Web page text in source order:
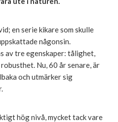
en serie kikare som skulle
någonsin.
av tre egenskaper: tålighet,
Nu, 60 år senare, är
och utmärker sig
hög nivå, mycket tack vare